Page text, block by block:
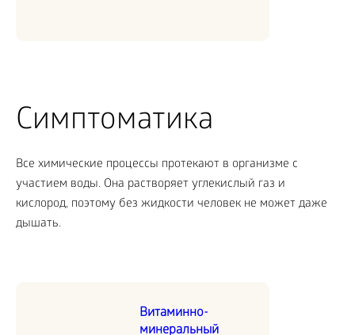
Симптоматика
Все химические процессы протекают в организме с
участием воды. Она растворяет углекислый газ и
кислород, поэтому без жидкости человек не может даже
дышать.
Витаминно-
минеральный